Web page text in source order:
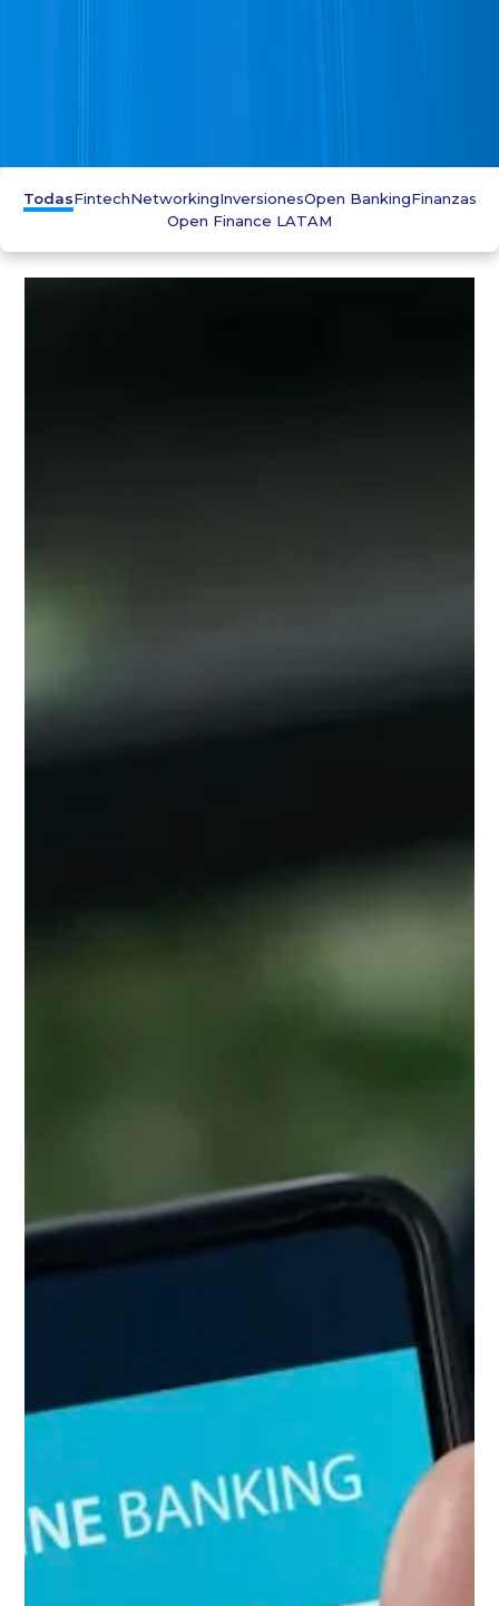
TodasFintechNetworkingInversionesOpen BankingFinanzas
Open Finance LATAM